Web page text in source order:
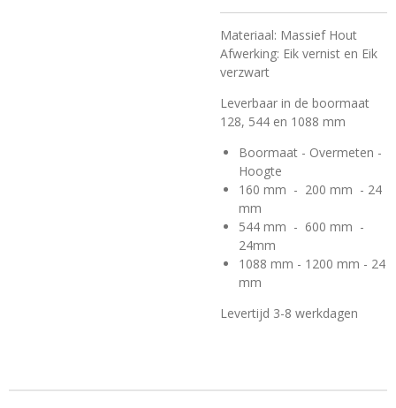
Materiaal: Massief Hout
Afwerking: Eik vernist en Eik
verzwart
Leverbaar in de boormaat
128, 544 en 1088 mm
Boormaat - Overmeten -
Hoogte
160 mm - 200 mm - 24
mm
544 mm - 600 mm -
24mm
1088 mm - 1200 mm - 24
mm
Levertijd 3-8 werkdagen